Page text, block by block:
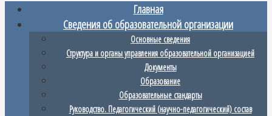
Главная
Сведения об образовательной организации
Основные сведения
Структура и органы управления образовательной организацией
Документы
Образование
Образовательные стандарты
Руководство. Педагогический (научно-педагогический) состав